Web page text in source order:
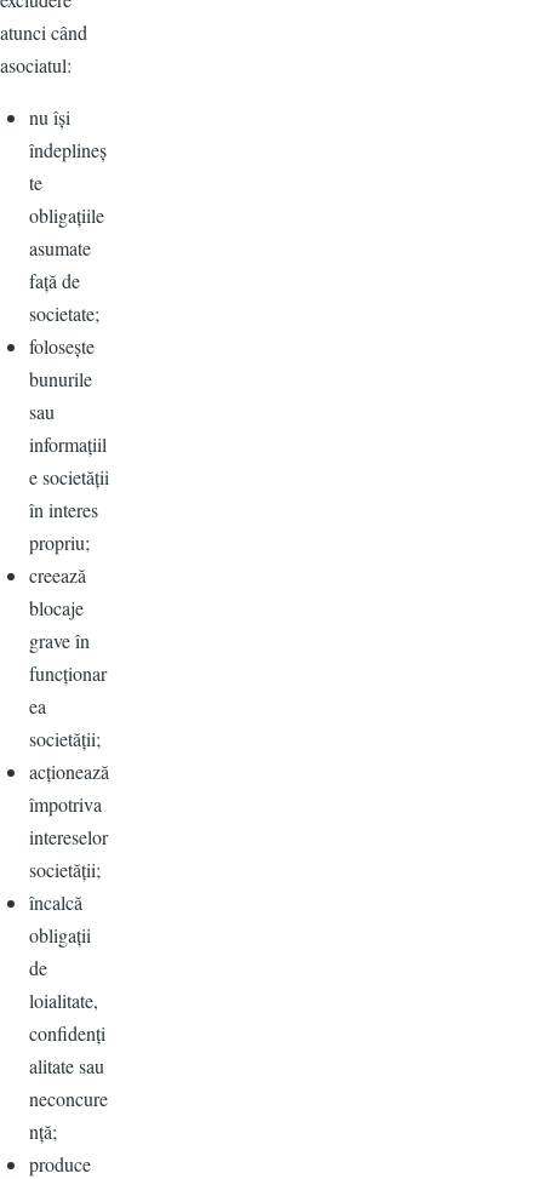
atunci când
asociatul:
nu își
îndeplineș
te
obligațiile
asumate
față de
societate;
folosește
bunurile
sau
informațiil
e societății
în interes
propriu;
creează
blocaje
grave în
funcționar
ea
societății;
acționează
împotriva
intereselor
societății;
încalcă
obligații
de
loialitate,
confidenți
alitate sau
neconcure
nță;
produce